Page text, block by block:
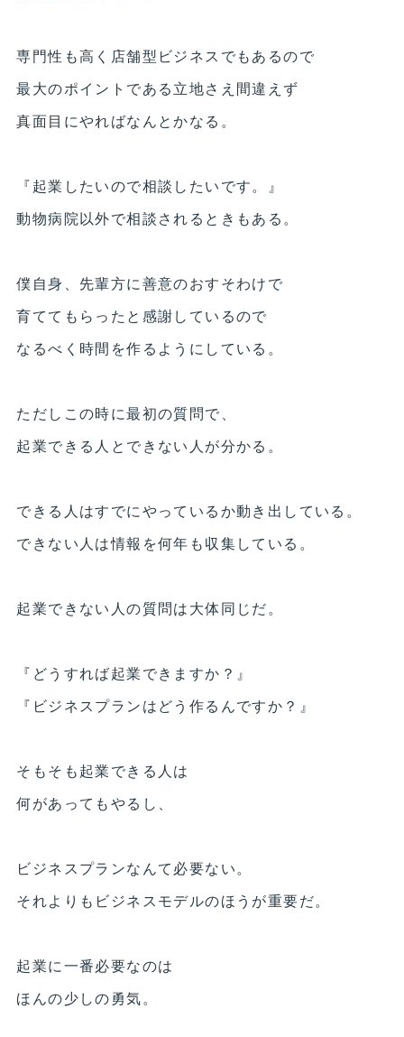
専門性も高く店舗型ビジネスでもあるので
最大のポイントである立地さえ間違えず
真面目にやればなんとかなる。
『起業したいので相談したいです。』
動物病院以外で相談されるときもある。
僕自身、先輩方に善意のおすそわけで
育ててもらったと感謝しているので
なるべく時間を作るようにしている。
ただしこの時に最初の質問で、
起業できる人とできない人が分かる。
できる人はすでにやっているか動き出している。
できない人は情報を何年も収集している。
起業できない人の質問は大体同じだ。
『どうすれば起業できますか？』
『ビジネスプランはどう作るんですか？』
そもそも起業できる人は
何があってもやるし、
ビジネスプランなんて必要ない。
それよりもビジネスモデルのほうが重要だ。
起業に一番必要なのは
ほんの少しの勇気。